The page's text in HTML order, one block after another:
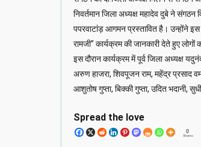
निवर्तमान जिला अध्यक्ष महादेव दुबे ने
पपरवाटांड़ आगमन प्रस्तावित है। उन्होंने
रामजी” कार्यक्रम की जानकारी देते हुए
इस दौरान कार्यक्रम में पूर्व जिला अध्यक्ष
अरुण हाजरा, शिवपूजन राम, महेंद्र प्रसाद
आशुतोष गुप्ता, बिक्की गुप्ता, उदित भदानी,
Spread the love
0
Shares